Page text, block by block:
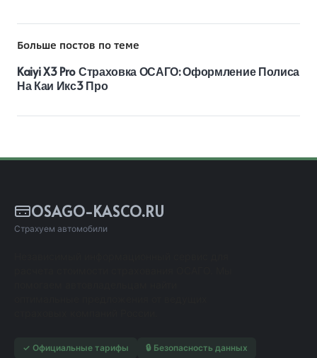
Больше постов по теме
Kaiyi X3 Pro Страховка ОСАГО: Оформление Полиса
На Каи Икс3 Про
OSAGO-KASCO.RU
Страхуем автомобили
✓ Официальные тарифы
🔒 Безопасность данных